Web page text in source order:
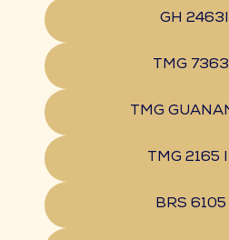
GH
TMG
TMG
TMG 2165
BRS 6105